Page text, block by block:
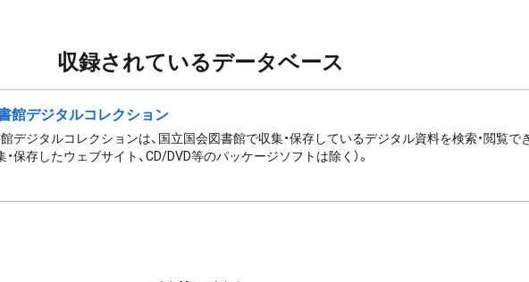
収録されているデータベース
館デジタルコレクション
デジタルコレクションは、国立国会図書館で収集・保存しているデジタル資料を検索・閲覧で
・保存したウェブサイト、CD/DVD等のパッケージソフトは除く）。